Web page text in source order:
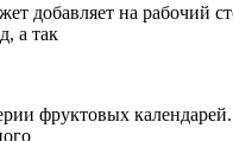
добавляет на рабочий
а так
фруктовых